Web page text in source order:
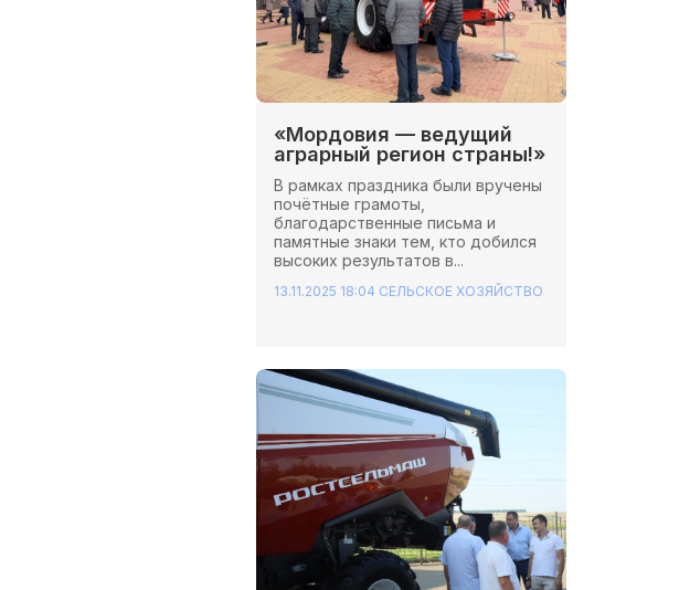
«Мордовия — ведущий
аграрный регион страны!»
В рамках праздника были вручены
почётные грамоты,
благодарственные письма и
памятные знаки тем, кто добился
высоких результатов в...
13.11.2025 18:04 СЕЛЬСКОЕ ХОЗЯЙСТВО